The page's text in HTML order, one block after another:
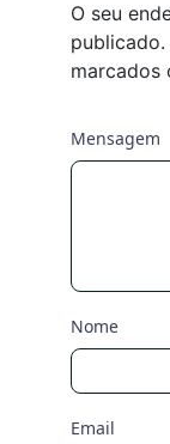
O seu
publicado.
marcados
Mensagem
Nome
Email